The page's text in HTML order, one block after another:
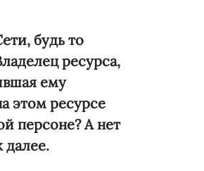
будь то
ресурса,
ему
этом ресурсе
персоне? А нет
далее.